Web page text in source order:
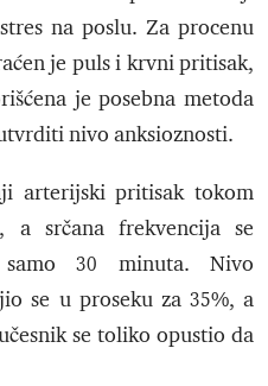
na poslu. Za procenu
je puls i krvni pritisak,
je posebna metoda
nivo anksioznosti.
arterijski pritisak tokom
a srčana frekvencija se
30 minuta. Nivo
se u proseku za 35%, a
se toliko opustio da